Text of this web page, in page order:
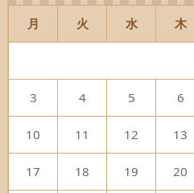
月 火 水 木
3 4 5 6
10 11 12 13
17 18 19 20